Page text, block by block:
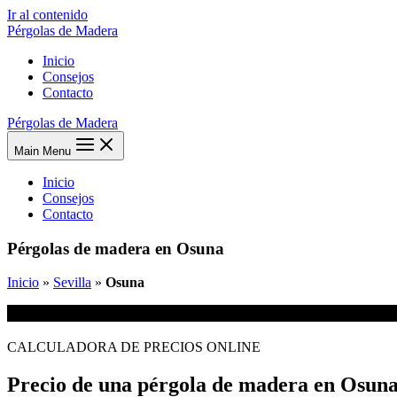
Ir al contenido
Pérgolas de Madera
Inicio
Consejos
Contacto
Pérgolas de Madera
Main Menu
Inicio
Consejos
Contacto
Pérgolas de madera en Osuna
Inicio » Sevilla » Osuna
CALCULADORA DE PRECIOS ONLINE
Precio de una pérgola de madera en